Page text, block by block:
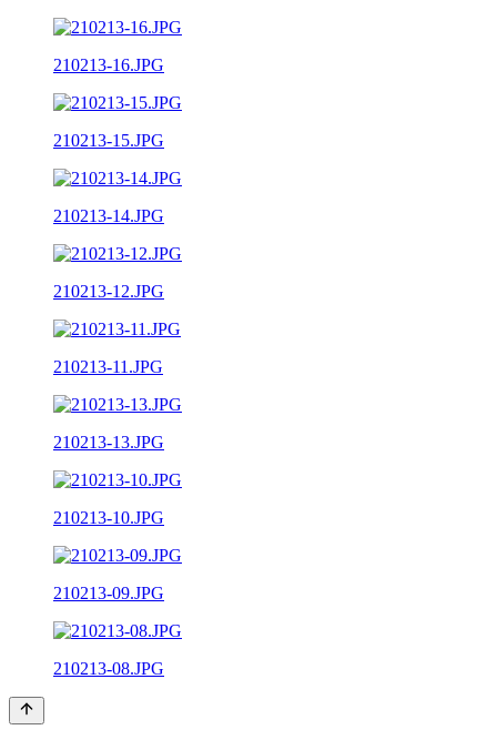
210213-16.JPG
210213-15.JPG
210213-14.JPG
210213-12.JPG
210213-11.JPG
210213-13.JPG
210213-10.JPG
210213-09.JPG
210213-08.JPG